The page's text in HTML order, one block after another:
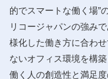
的でスマートな働く場”
リコージャパンの強み
様化した働き方に合わ
ないオフィス環境を構築
働く人の創造性と満足